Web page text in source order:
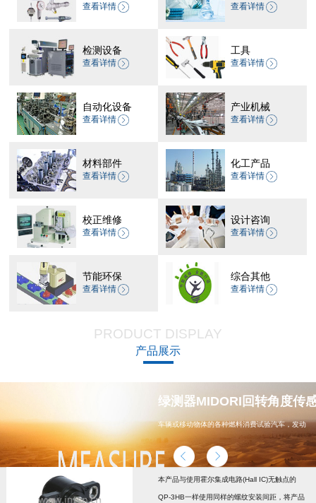
查看详情 查看详情
检测设备
查看详情
工具
查看详情
自动化设备
查看详情
产业机械
查看详情
材料部件
查看详情
化工产品
查看详情
校正维修
查看详情
设计咨询
查看详情
节能环保
查看详情
综合其他
查看详情
PRODUCT DISPLAY
产品展示
绿测器MIDORI回转角度传
车辆或移动物体的各种燃料消费试验汽车，发动
机，汽车配件，能源
本产品与使用霍尔集成电路(Hall IC)无触点的
QP-3HB一样使用同样的螺纹安装间距，将产品